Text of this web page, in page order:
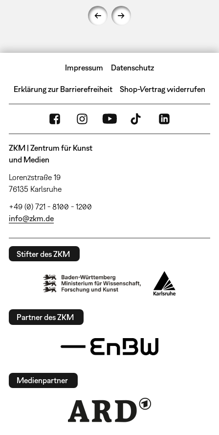
Impressum Datenschutz
Erklärung zur Barrierefreiheit Shop-Vertrag widerrufen
ZKM | Zentrum für Kunst
und Medien
Lorenzstraße 19
76135 Karlsruhe
+49 (0) 721 - 8100 - 1200
info@zkm.de
Stifter des ZKM
Partner des ZKM
Medienpartner